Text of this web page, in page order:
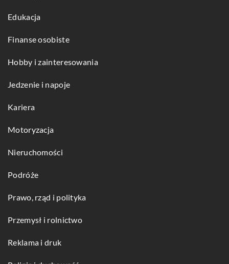
Edukacja
Finanse osobiste
Hobby i zainteresowania
Jedzenie i napoje
Kariera
Motoryzacja
Nieruchomości
Podróże
Prawo, rząd i polityka
Przemysł i rolnictwo
Reklama i druk